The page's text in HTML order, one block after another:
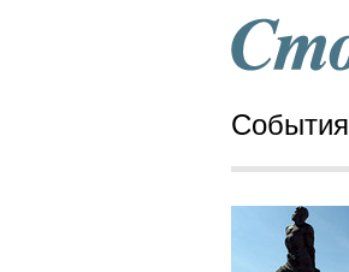
События